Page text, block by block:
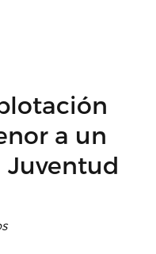
a un
Juventud